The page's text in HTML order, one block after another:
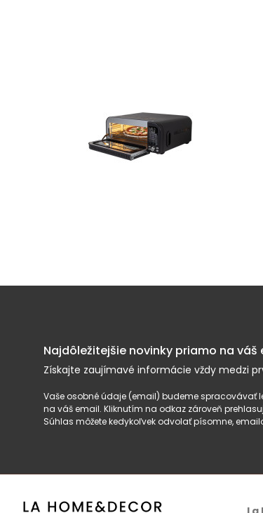
Najdôležitejšie novinky priamo na váš
Získajte zaujímavé informácie vždy medzi
Vaše osobné údaje (email) budeme spracovávať
na váš email. Kliknutím na odkaz zároveň
Súhlas môžete kedykoľvek odvolať písomne,